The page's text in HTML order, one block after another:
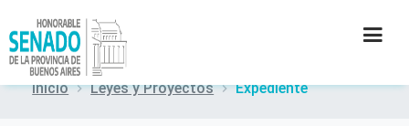
Inicio Leyes y Proyectos Expediente